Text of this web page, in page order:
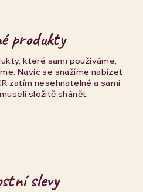
produkty
které sami používáme,
Navíc se snažíme nabízet
zatím nesehnatelné a sami
složitě shánět.
slevy